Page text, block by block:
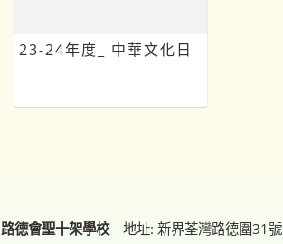
23-24年度_ 中華文化日
路德會聖十架學校 地址: 新界荃灣路德圍31號